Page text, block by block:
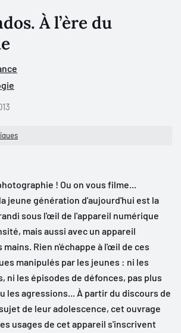
À l’ère du
! Ou on vous filme...
jeune génération d'aujourd'hui est la
sous l'œil de l'appareil numérique
mais aussi avec un appareil
Rien n'échappe à l'œil de ces
manipulés par les jeunes : ni les
ni les épisodes de défonces, pas plus
les agressions... À partir du discours de
de leur adolescence, cet ouvrage
usages de cet appareil s'inscrivent